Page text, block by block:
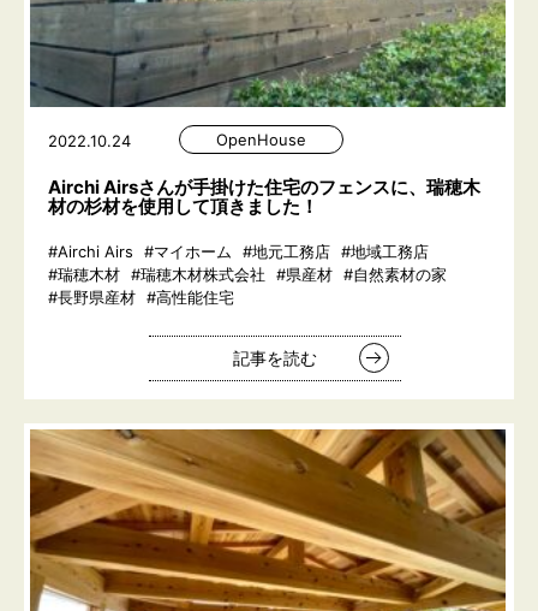
2022.10.24 OpenHouse
Airchi Airsさんが手掛けた住宅のフェンスに、瑞穂木
材の杉材を使用して頂きました！
#Airchi Airs #マイホーム #地元工務店 #地域工務店
#瑞穂木材 #瑞穂木材株式会社 #県産材 #自然素材の家
#長野県産材 #高性能住宅
記事を読む